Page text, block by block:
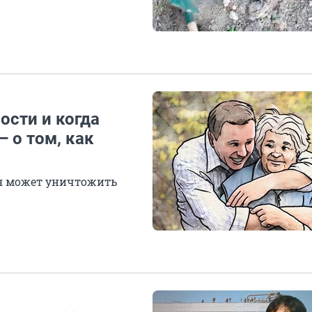
и когда
о том, как
может уничтожить